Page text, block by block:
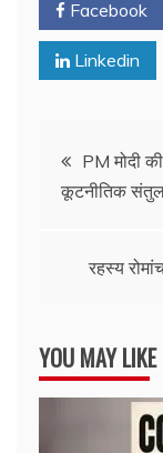
Facebook
Linkedin
PostPM मोदी
कूटनीतिक
रहस्य
YOU MAY